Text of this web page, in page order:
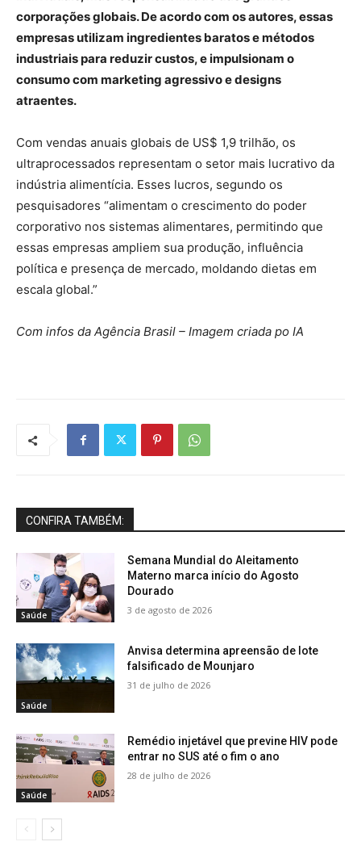
corporações globais. De acordo com os autores, essas
empresas utilizam ingredientes baratos e métodos
industriais para reduzir custos, e impulsionam o
consumo com marketing agressivo e designs
atraentes.
Com vendas anuais globais de US$ 1,9 trilhão, os
ultraprocessados representam o setor mais lucrativo da
indústria alimentícia. Esses lucros, segundo os
pesquisadores “alimentam o crescimento do poder
corporativo nos sistemas alimentares, permitindo que
essas empresas ampliem sua produção, influência
política e presença de mercado, moldando dietas em
escala global.”
Com infos da Agência Brasil – Imagem criada po IA
CONFIRA TAMBÉM:
Saúde
Semana Mundial do Aleitamento
Materno marca início do Agosto
Dourado
3 de agosto de 2026
Saúde
Anvisa determina apreensão de lote
falsificado de Mounjaro
31 de julho de 2026
Saúde
Remédio injetável que previne HIV pode
entrar no SUS até o fim o ano
28 de julho de 2026